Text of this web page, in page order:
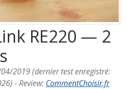
RE220 — 2
2019(dernier test enregistré:
) -Review: CommentChoisir.fr